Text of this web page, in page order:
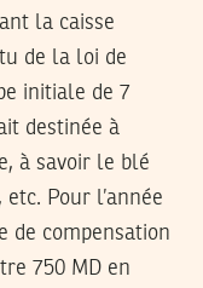
la caisse
de la loi de
initiale de 7
destinée à
à savoir le blé
Pour l’année
de compensation
750 MD en